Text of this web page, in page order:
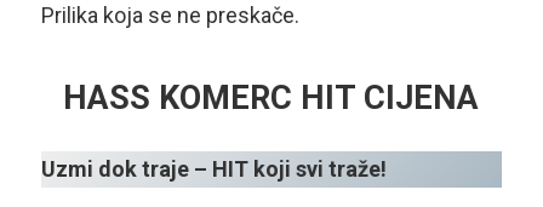
Prilika koja se ne preskače.
HASS KOMERC HIT CIJENA
Uzmi dok traje – HIT koji svi traže!